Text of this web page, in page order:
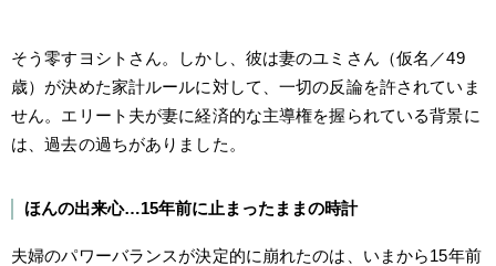
そう零すヨシトさん。しかし、彼は妻のユミさん（仮名／49
歳）が決めた家計ルールに対して、一切の反論を許されていま
せん。エリート夫が妻に経済的な主導権を握られている背景に
は、過去の過ちがありました。
ほんの出来心…15年前に止まったままの時計
夫婦のパワーバランスが決定的に崩れたのは、いまから15年前